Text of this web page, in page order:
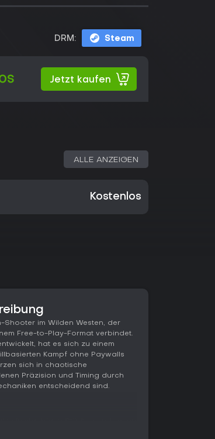
DRM: Steam
Jetzt kaufen
ALLE ANZEIGEN
Kostenlos
Shooter im Wilden Westen, der
Free-to-Play-Format verbindet.
hat es sich zu einem
Kampf ohne Paywalls
sich in chaotische
Präzision und Timing durch
entscheidend sind.